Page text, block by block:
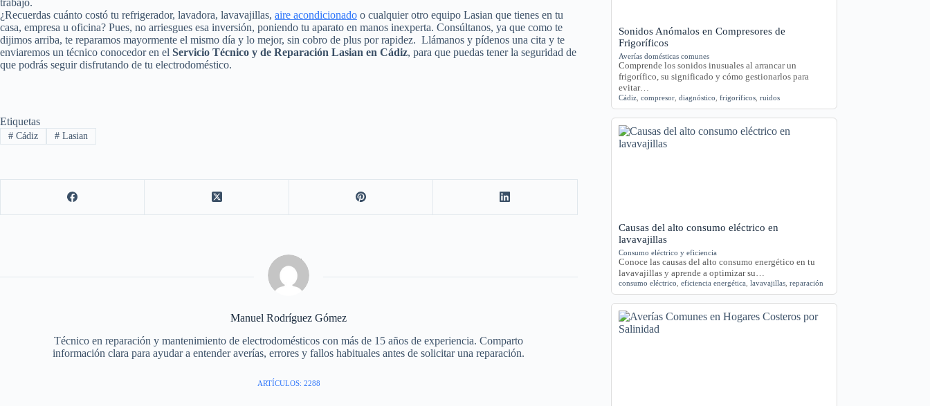
¿Recuerdas cuánto costó tu refrigerador, lavadora, lavavajillas, aire acondicionado o cualquier otro equipo Lasian que tienes en tu
casa, empresa u oficina? Pues, no arriesgues esa inversión, poniendo tu aparato en manos inexperta. Consúltanos, ya que como te
dijimos arriba, te reparamos mayormente el mismo día y lo mejor, sin cobro de plus por rapidez. Llámanos y pídenos una cita y te
enviaremos un técnico conocedor en el Servicio Técnico y de Reparación Lasian en Cádiz, para que puedas tener la seguridad de
que podrás seguir disfrutando de tu electrodoméstico.
Etiquetas
#Cádiz #Lasian
Manuel Rodríguez Gómez
Técnico en reparación y mantenimiento de electrodomésticos con más de 15 años de experiencia. Comparto
información clara para ayudar a entender averías, errores y fallos habituales antes de solicitar una reparación.
ARTÍCULOS: 2288
Sonidos Anómalos en Compresores de
Frigoríficos
Averías domésticas comunes
Comprende los sonidos inusuales al arrancar un
frigorífico, su significado y cómo gestionarlos para
evitar…
Cádiz ,compresor ,diagnóstico ,frigoríficos ,ruidos
Causas del alto consumo eléctrico en
lavavajillas
Consumo eléctrico y eficiencia
Conoce las causas del alto consumo energético en tu
lavavajillas y aprende a optimizar su…
consumo eléctrico ,eficiencia energética ,lavavajillas ,reparación